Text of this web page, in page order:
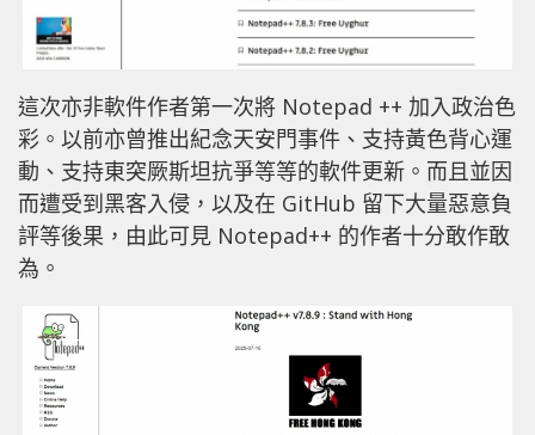
這次亦非軟件作者第一次將 Notepad ++ 加入政治色
彩。以前亦曾推出紀念天安門事件、支持黃色背心運
動、支持東突厥斯坦抗爭等等的軟件更新。而且並因
而遭受到黑客入侵，以及在 GitHub 留下大量惡意負
評等後果，由此可見 Notepad++ 的作者十分敢作敢
為。